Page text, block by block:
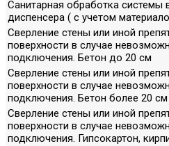
Санитарная обработка системы
диспенсера ( с учетом
Сверление стены или иной
поверхности в случае
подключения. Бетон до 20 см
Сверление стены или иной
поверхности в случае
подключения. Бетон более 20 см
Сверление стены или иной
поверхности в случае
подключения. Гипсокартон,